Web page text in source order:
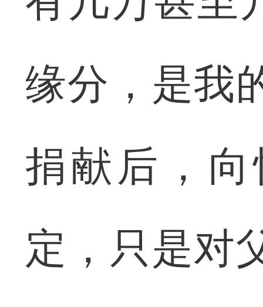
缘分，是我
捐献后，
定，只是对